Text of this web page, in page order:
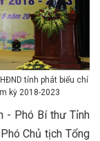
tỉnh phát biểu chỉ
kỳ 2018-2023
- Phó Bí thư Tỉnh
Chủ tịch Tổng